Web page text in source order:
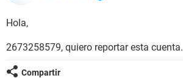
Hola,
2673258579, quiero reportar esta cuenta.
Compartir